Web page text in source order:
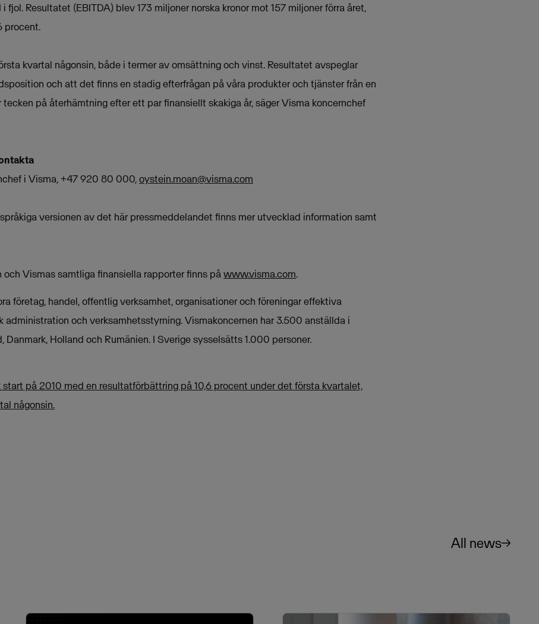
fjol. Resultatet (EBITDA) blev 173 miljoner norska kronor mot 157 miljoner förra året,
procent.
kvartal någonsin, både i termer av omsättning och vinst. Resultatet avspeglar
och att det finns en stadig efterfrågan på våra produkter och tjänster från en
på återhämtning efter ett par finansiellt skakiga år, säger Visma koncernchef
i Visma, +47 920 80 000,oystein.moan@visma.com
versionen av det här pressmeddelandet finns mer utvecklad information samt
Vismas samtliga finansiella rapporter finns påwww.visma.com.
företag, handel, offentlig verksamhet, organisationer och föreningar effektiva
administration och verksamhetsstyrning. Vismakoncernen har 3.500 anställda i
Danmark, Holland och Rumänien. I Sverige sysselsätts 1.000 personer.
på 2010 med en resultatförbättring på 10,6 procent under det första kvartalet,
någonsin.
All news